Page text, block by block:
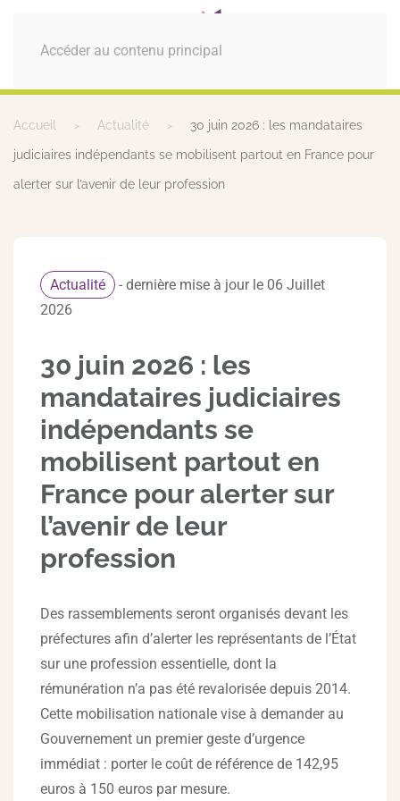
Accéder au contenu principal
MENU
Accueil Actualité 30 juin 2026 : les mandataires
judiciaires indépendants se mobilisent partout en France pour
alerter sur l’avenir de leur profession
Actualité
- dernière mise à jour le 06 Juillet
2026
30 juin 2026 : les
mandataires judiciaires
indépendants se
mobilisent partout en
France pour alerter sur
l’avenir de leur
profession
Des rassemblements seront organisés devant les
préfectures afin d’alerter les représentants de l’État
sur une profession essentielle, dont la
rémunération n’a pas été revalorisée depuis 2014.
Cette mobilisation nationale vise à demander au
Gouvernement un premier geste d’urgence
immédiat : porter le coût de référence de 142,95
euros à 150 euros par mesure.